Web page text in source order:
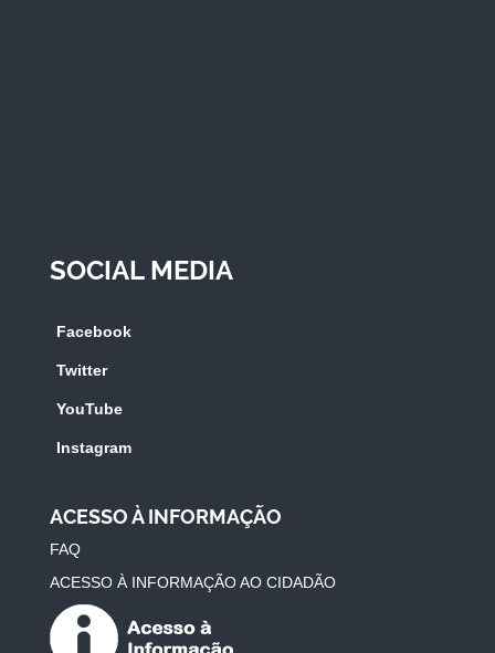
SOCIAL MEDIA
Facebook
Twitter
YouTube
Instagram
ACESSO À INFORMAÇÃO
FAQ
ACESSO À INFORMAÇÃO AO CIDADÃO